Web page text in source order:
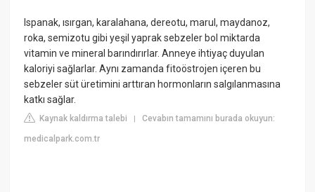
Ispanak, ısırgan, karalahana, dereotu, marul, maydanoz,
roka, semizotu gibi yeşil yaprak sebzeler bol miktarda
vitamin ve mineral barındırırlar. Anneye ihtiyaç duyulan
kaloriyi sağlarlar. Aynı zamanda fitoöstrojen içeren bu
sebzeler süt üretimini arttıran hormonların salgılanmasına
katkı sağlar.
Kaynak kaldırma talebi |Cevabın tamamını burada okuyun:
medicalpark.com.tr